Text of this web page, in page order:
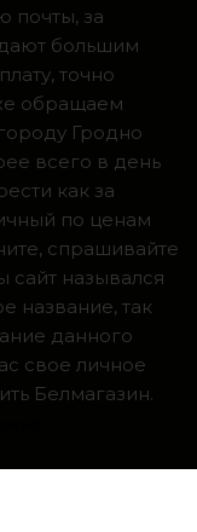
почты, за
большим
точно
обращаем
Гродно
всего в день
как за
по ценам
спрашивайте
назывался
название, так
данного
свое личное
Белмагазин.